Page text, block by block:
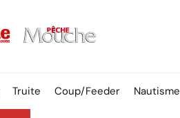
Truite Coup/Feeder Nautisme